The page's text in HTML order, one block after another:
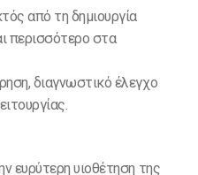
από τη δημιουργία
περισσότερο στα
διαγνωστικό έλεγχο
ευρύτερη υιοθέτηση της